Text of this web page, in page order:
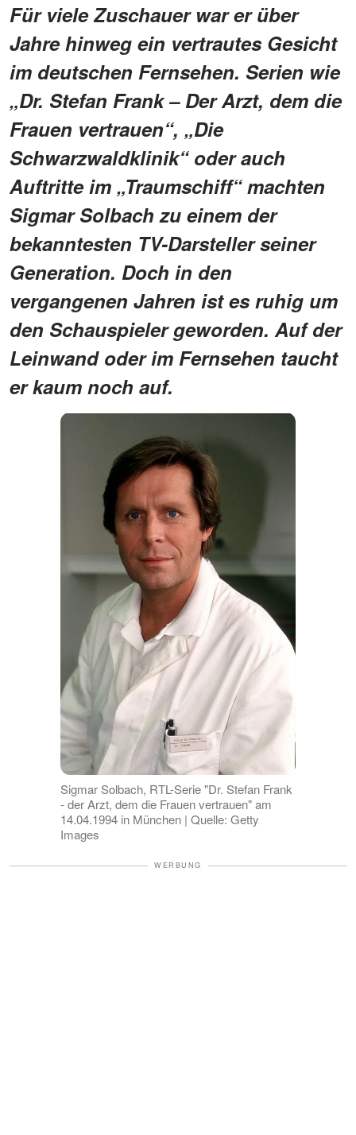
Für viele Zuschauer war er über
Jahre hinweg ein vertrautes Gesicht
im deutschen Fernsehen. Serien wie
„Dr. Stefan Frank – Der Arzt, dem die
Frauen vertrauen“, „Die
Schwarzwaldklinik“ oder auch
Auftritte im „Traumschiff“ machten
Sigmar Solbach zu einem der
bekanntesten TV-Darsteller seiner
Generation. Doch in den
vergangenen Jahren ist es ruhig um
den Schauspieler geworden. Auf der
Leinwand oder im Fernsehen taucht
er kaum noch auf.
Sigmar Solbach, RTL-Serie "Dr. Stefan Frank
- der Arzt, dem die Frauen vertrauen" am
14.04.1994 in München | Quelle: Getty
Images
WERBUNG